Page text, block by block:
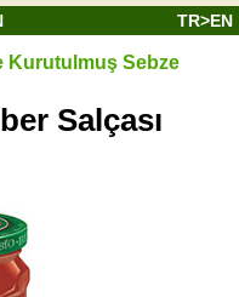
TR>EN
Kurutulmuş Sebze
Salçası